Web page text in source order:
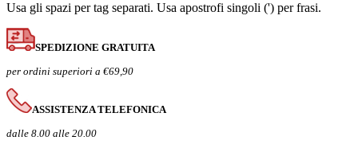
Usa gli spazi per tag separati. Usa apostrofi singoli (') per frasi.
SPEDIZIONE GRATUITA
per ordini superiori a €69,90
ASSISTENZA TELEFONICA
dalle 8.00 alle 20.00